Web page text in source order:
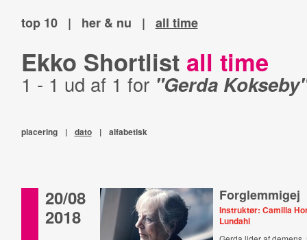
top 10 | her & nu | all time
Ekko Shortlist all time
1 - 1 ud af 1 for "Gerda
placering | dato | alfabetisk
20/08
2018
Forglemmigej
Instruktør: Camilla
Lundahl